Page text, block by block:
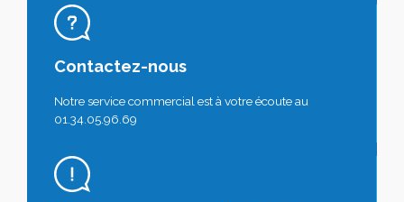
Contactez-nous
Notre service commercial est à votre écoute au
01.34.05.96.69